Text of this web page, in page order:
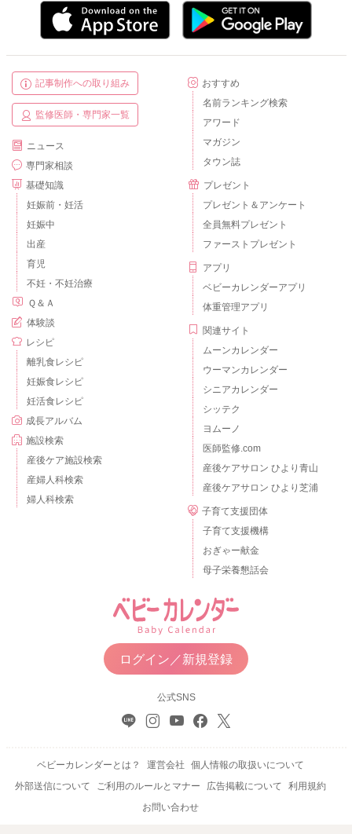
記事制作への取り組み
監修医師・専門家一覧
ニュース
専門家相談
基礎知識
妊娠前・妊活
妊娠中
出産
育児
不妊・不妊治療
Ｑ＆Ａ
体験談
レシピ
離乳食レシピ
妊娠食レシピ
妊活食レシピ
成長アルバム
施設検索
産後ケア施設検索
産婦人科検索
婦人科検索
おすすめ
名前ランキング検索
アワード
マガジン
タウン誌
プレゼント
プレゼント＆アンケート
全員無料プレゼント
ファーストプレゼント
アプリ
ベビーカレンダーアプリ
体重管理アプリ
関連サイト
ムーンカレンダー
ウーマンカレンダー
シニアカレンダー
シッテク
ヨムーノ
医師監修.com
産後ケアサロン ひより青山
産後ケアサロン ひより芝浦
子育て支援団体
子育て支援機構
おぎゃー献金
母子栄養懇話会
ログイン／新規登録
公式SNS
ベビーカレンダーとは？ 運営会社
個人情報の取扱いについて
外部送信について
ご利用のルールとマナー 広告掲載について
利用規約
お問い合わせ